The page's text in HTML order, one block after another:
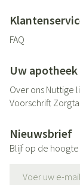
FAQ
Uw apotheek
Over ons Nuttige
Voorschrift
Nieuwsbrief
Blijf op de